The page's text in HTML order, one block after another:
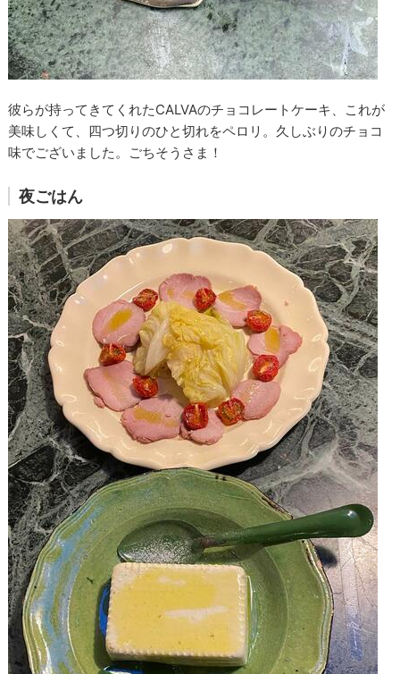
彼らが持ってきてくれたCALVAのチョコレートケーキ、これが
美味しくて、四つ切りのひと切れをペロリ。久しぶりのチョコ
味でございました。ごちそうさま！
夜ごはん